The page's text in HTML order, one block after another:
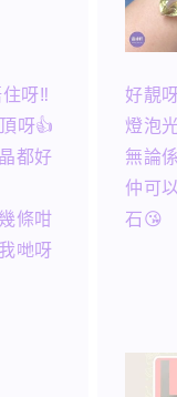
呀‼️
呀👍
都好
條咁
哋呀
好靚
燈泡
無論
仲可
石😘